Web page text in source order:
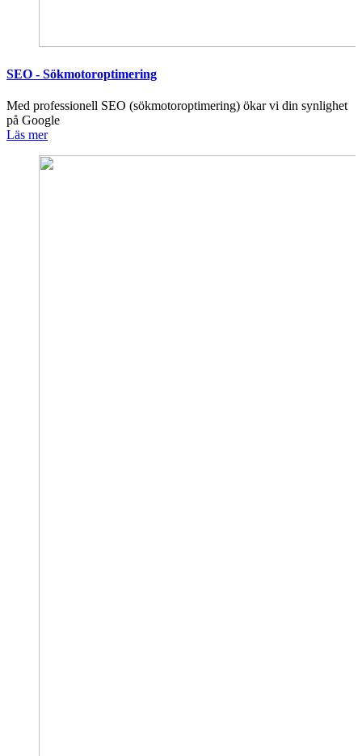
SEO - Sökmotoroptimering
Med professionell SEO (sökmotoroptimering) ökar vi din synlighet
på Google
Läs mer